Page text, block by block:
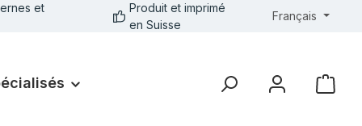
et
Produit et imprimé
en Suisse
Français